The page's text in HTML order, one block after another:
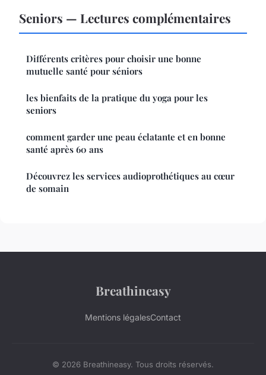
Seniors — Lectures complémentaires
Différents critères pour choisir une bonne
mutuelle santé pour séniors
les bienfaits de la pratique du yoga pour les
seniors
comment garder une peau éclatante et en bonne
santé après 60 ans
Découvrez les services audioprothétiques au cœur
de somain
Breathineasy
Mentions légalesContact
© 2026 Breathineasy. Tous droits réservés.